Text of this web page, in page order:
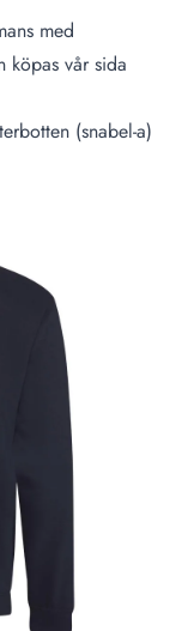
med
köpas vår sida
(snabel-a)